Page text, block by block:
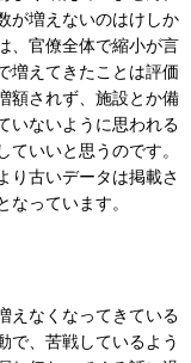
が増えないのはけしか
、官僚全体で縮小が言
増えてきたことは評価
額されず、施設とか備
いないように思われる
いいと思うのです。
り古いデータは掲載さ
っています。
えなくなってきている
で、苦戦しているよう